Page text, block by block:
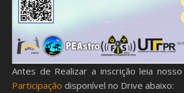
Antes de Realizar a inscrição leia nosso
Participação disponível no Drive abaixo: